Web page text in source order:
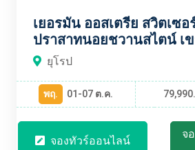
เยอรมัน ออสเตรีย สวิตเซ
ปราสาทนอยชวานสไตน์ เ
ยุโรป
พฤ. 01-07 ต.ค.
จองทัวร์ออนไลน์ จ